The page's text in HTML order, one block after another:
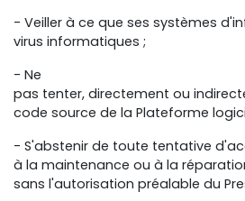
- Veiller à ce que ses systèmes
virus informatiques ;
- Ne
pas tenter, directement ou
code source de la Plateforme
- S'abstenir de toute tentative
à la maintenance ou à la
sans l'autorisation préalable du